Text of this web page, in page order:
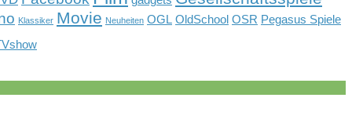
Klassiker Movie Neuheiten OGL OldSchool OSR Pegasus Spiele